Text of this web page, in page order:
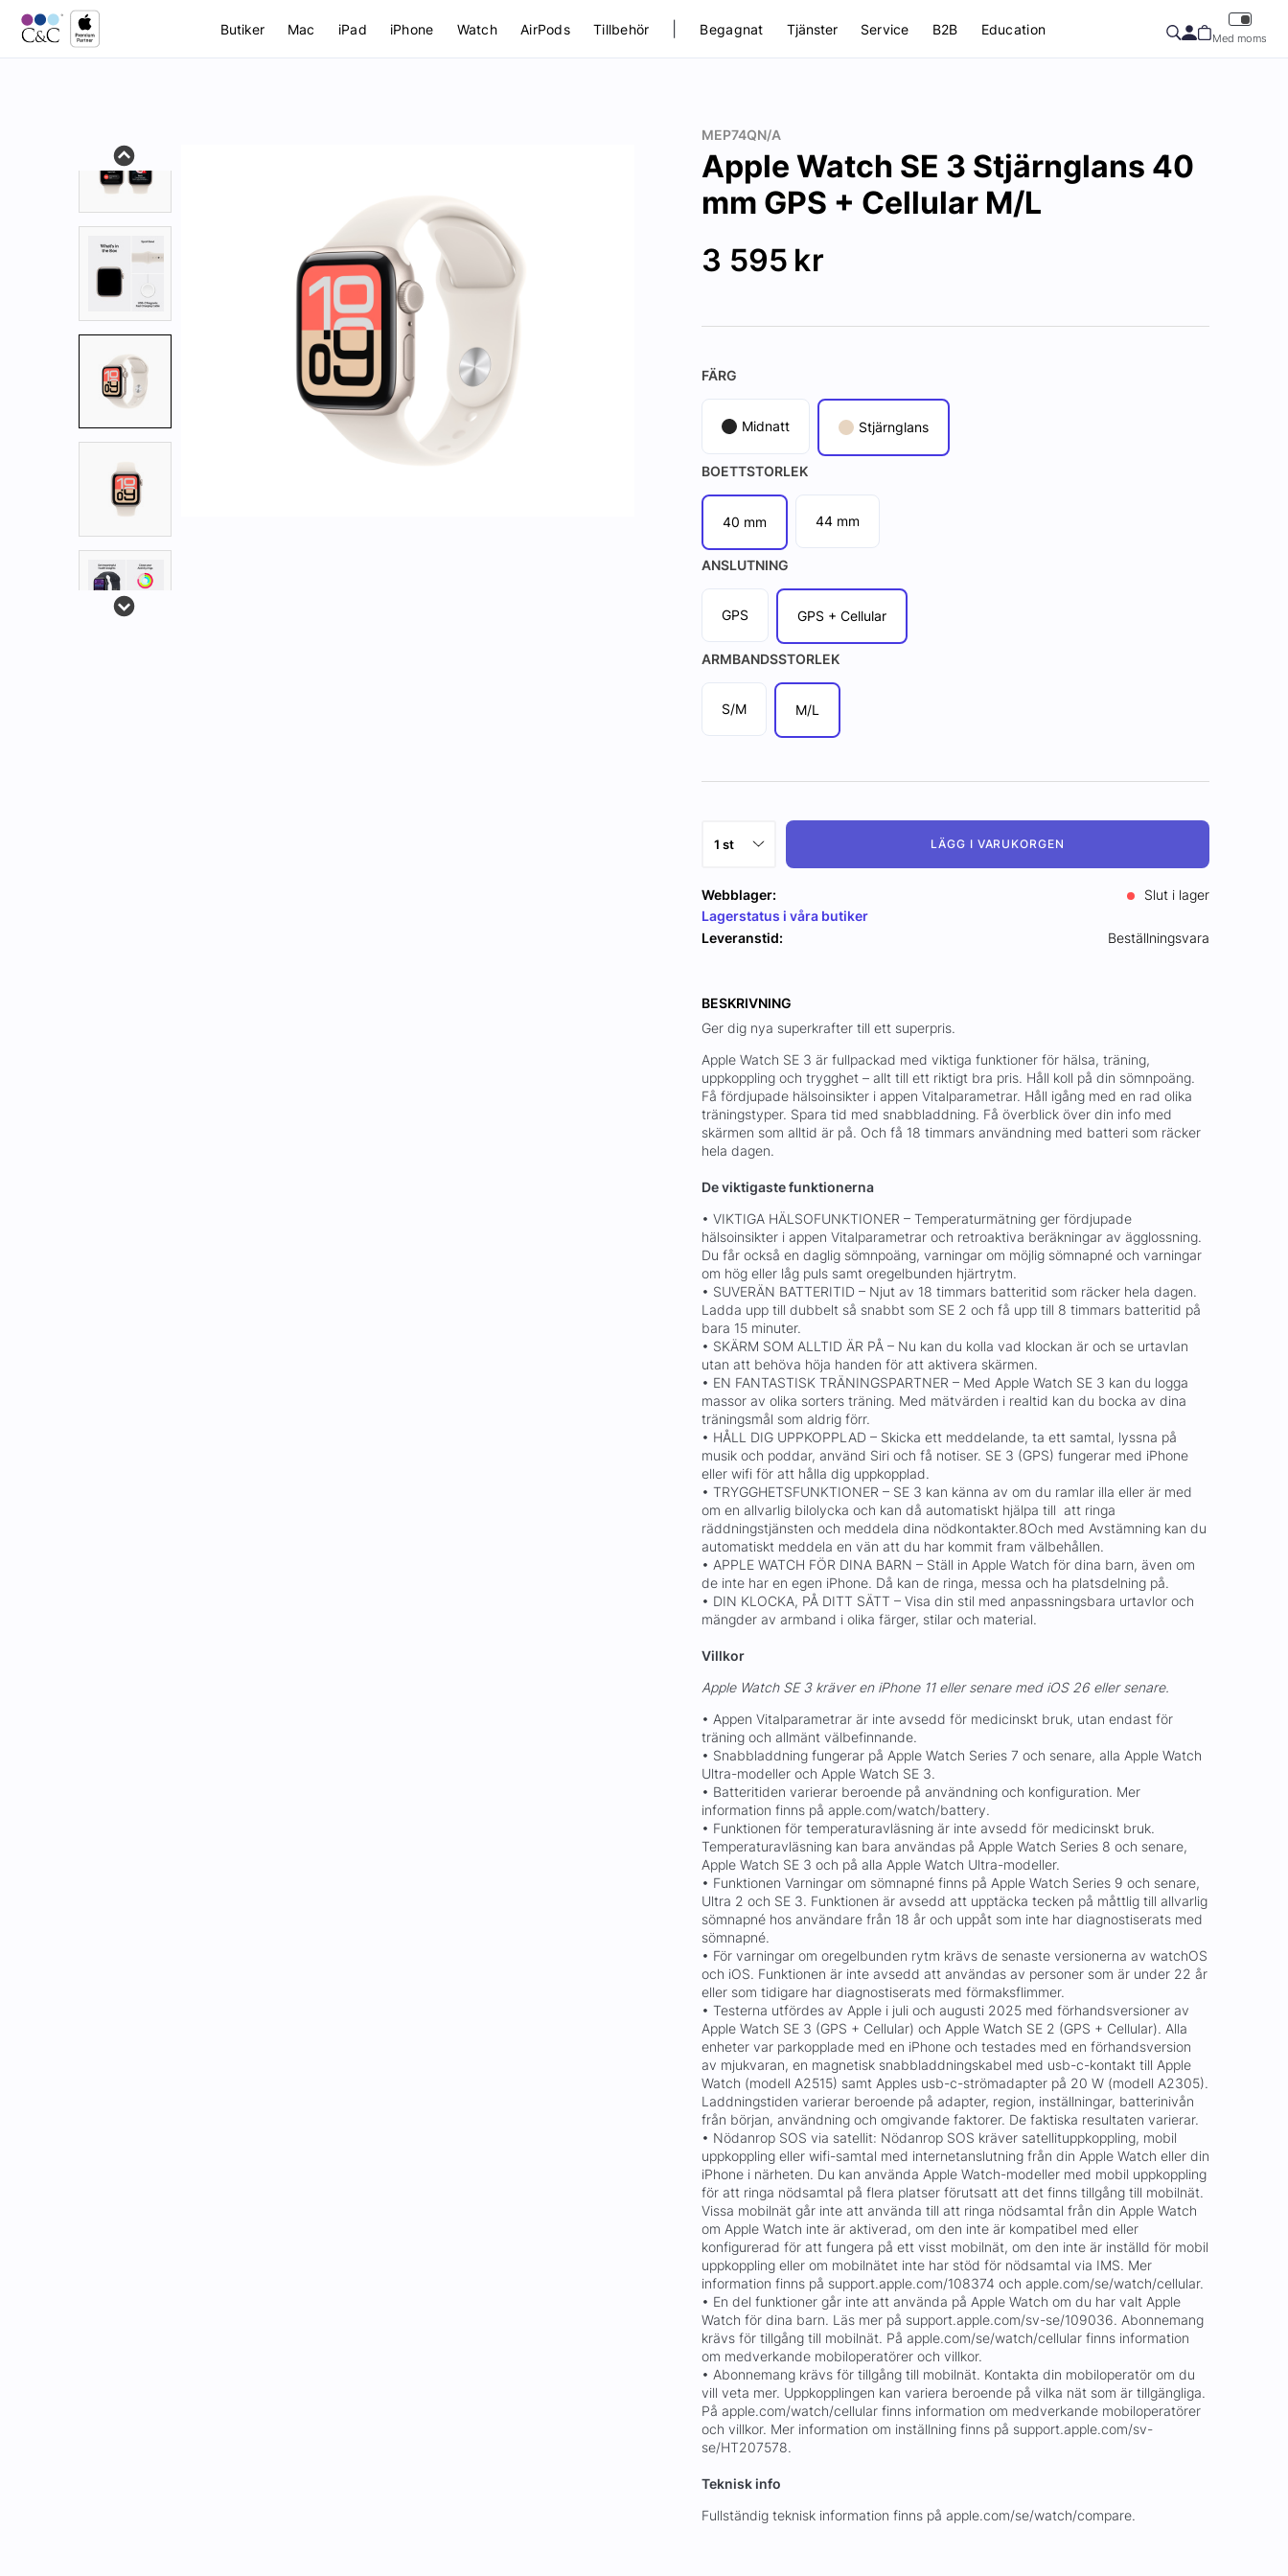
Butiker Mac iPad iPhone Watch AirPods Tillbehör Begagnat Tjänster Service B2B Education
Med moms
MEP74QN/A
Apple Watch SE 3 Stjärnglans 40
mm GPS + Cellular M/L
3 595 kr
FÄRG
Midnatt Stjärnglans
BOETTSTORLEK
40 mm 44 mm
ANSLUTNING
GPS GPS + Cellular
ARMBANDSSTORLEK
S/M M/L
LÄGG I VARUKORGEN
Webblager:
Slut i lager
Lagerstatus i våra butiker
Leveranstid:
Beställningsvara
BESKRIVNING
Ger dig nya superkrafter till ett superpris.
Apple Watch SE 3 är fullpackad med viktiga funktioner för hälsa, träning,
uppkoppling och trygghet – allt till ett riktigt bra pris. Håll koll på din sömnpoäng.
Få fördjupade hälsoinsikter i appen Vitalparametrar. Håll igång med en rad olika
träningstyper. Spara tid med snabbladdning. Få överblick över din info med
skärmen som alltid är på. Och få 18 timmars användning med batteri som räcker
hela dagen.
De viktigaste funktionerna
• VIKTIGA HÄLSOFUNKTIONER – Temperaturmätning ger fördjupade
hälsoinsikter i appen Vitalparametrar och retroaktiva beräkningar av ägglossning.
Du får också en daglig sömnpoäng, varningar om möjlig sömnapné och varningar
om hög eller låg puls samt oregelbunden hjärtrytm.
• SUVERÄN BATTERITID – Njut av 18 timmars batteritid som räcker hela dagen.
Ladda upp till dubbelt så snabbt som SE 2 och få upp till 8 timmars batteritid på
bara 15 minuter.
• SKÄRM SOM ALLTID ÄR PÅ – Nu kan du kolla vad klockan är och se urtavlan
utan att behöva höja handen för att aktivera skärmen.
• EN FANTASTISK TRÄNINGSPARTNER – Med Apple Watch SE 3 kan du logga
massor av olika sorters träning. Med mätvärden i realtid kan du bocka av dina
träningsmål som aldrig förr.
• HÅLL DIG UPPKOPPLAD – Skicka ett meddelande, ta ett samtal, lyssna på
musik och poddar, använd Siri och få notiser. SE 3 (GPS) fungerar med iPhone
eller wifi för att hålla dig uppkopplad.
• TRYGGHETSFUNKTIONER – SE 3 kan känna av om du ramlar illa eller är med
om en allvarlig bilolycka och kan då automatiskt hjälpa till att ringa
räddningstjänsten och meddela dina nödkontakter.8Och med Avstämning kan du
automatiskt meddela en vän att du har kommit fram välbehållen.
• APPLE WATCH FÖR DINA BARN – Ställ in Apple Watch för dina barn, även om
de inte har en egen iPhone. Då kan de ringa, messa och ha platsdelning på.
• DIN KLOCKA, PÅ DITT SÄTT – Visa din stil med anpassningsbara urtavlor och
mängder av armband i olika färger, stilar och material.
Villkor
Apple Watch SE 3 kräver en iPhone 11 eller senare med iOS 26 eller senare.
• Appen Vitalparametrar är inte avsedd för medicinskt bruk, utan endast för
träning och allmänt välbefinnande.
• Snabbladdning fungerar på Apple Watch Series 7 och senare, alla Apple Watch
Ultra-modeller och Apple Watch SE 3.
• Batteritiden varierar beroende på användning och konfiguration. Mer
information finns på apple.com/watch/battery.
• Funktionen för temperatur­avläsning är inte avsedd för medicinskt bruk.
Temperaturavläsning kan bara användas på Apple Watch Series 8 och senare,
Apple Watch SE 3 och på alla Apple Watch Ultra-modeller.
• Funktionen Varningar om sömnapné finns på Apple Watch Series 9 och senare,
Ultra 2 och SE 3. Funktionen är avsedd att upptäcka tecken på måttlig till allvarlig
sömnapné hos användare från 18 år och uppåt som inte har diagnostiserats med
sömnapné.
• För varningar om oregelbunden rytm krävs de senaste versionerna av watchOS
och iOS. Funktionen är inte avsedd att användas av personer som är under 22 år
eller som tidigare har diagnostiserats med förmaksflimmer.
• Testerna utfördes av Apple i juli och augusti 2025 med förhandsversioner av
Apple Watch SE 3 (GPS + Cellular) och Apple Watch SE 2 (GPS + Cellular). Alla
enheter var parkopplade med en iPhone och testades med en förhandsversion
av mjukvaran, en magnetisk snabbladdningskabel med usb-c-kontakt till Apple
Watch (modell A2515) samt Apples usb-c-strömadapter på 20 W (modell A2305).
Laddningstiden varierar beroende på adapter, region, inställningar, batterinivån
från början, användning och omgivande faktorer. De faktiska resultaten varierar.
• Nödanrop SOS via satellit: Nödanrop SOS kräver satellituppkoppling, mobil
uppkoppling eller wifi-samtal med internetanslutning från din Apple Watch eller din
iPhone i närheten. Du kan använda Apple Watch-modeller med mobil uppkoppling
för att ringa nödsamtal på flera platser förutsatt att det finns tillgång till mobilnät.
Vissa mobilnät går inte att använda till att ringa nödsamtal från din Apple Watch
om Apple Watch inte är aktiverad, om den inte är kompatibel med eller
konfigurerad för att fungera på ett visst mobilnät, om den inte är inställd för mobil
uppkoppling eller om mobilnätet inte har stöd för nödsamtal via IMS. Mer
information finns på support.apple.com/108374 och apple.com/se/watch/cellular.
• En del funktioner går inte att använda på Apple Watch om du har valt Apple
Watch för dina barn. Läs mer på support.apple.com/sv-se/109036. Abonnemang
krävs för tillgång till mobilnät. På apple.com/se/watch/cellular finns information
om medverkande mobiloperatörer och villkor.
• Abonnemang krävs för tillgång till mobilnät. Kontakta din mobiloperatör om du
vill veta mer. Uppkopplingen kan variera beroende på vilka nät som är tillgängliga.
På apple.com/watch/cellular finns information om medverkande mobiloperatörer
och villkor. Mer information om inställning finns på support.apple.com/sv-
se/HT207578.
Teknisk info
Fullständig teknisk information finns på apple.com/se/watch/compare.